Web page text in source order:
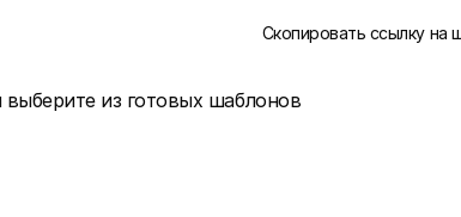
Скопировать ссылку на
выберите из готовых шаблонов